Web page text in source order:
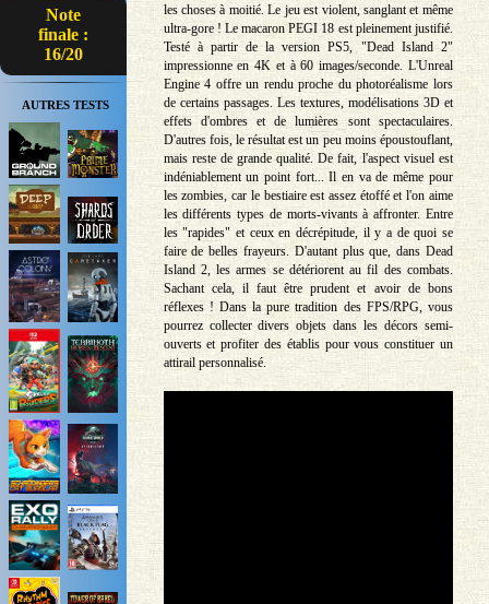
Note
finale :
16/20
AUTRES TESTS
les choses à moitié. Le jeu est violent, sanglant et même
ultra-gore ! Le macaron PEGI 18 est pleinement justifié.
Testé à partir de la version PS5, "Dead Island 2"
impressionne en 4K et à 60 images/seconde. L'Unreal
Engine 4 offre un rendu proche du photoréalisme lors
de certains passages. Les textures, modélisations 3D et
effets d'ombres et de lumières sont spectaculaires.
D'autres fois, le résultat est un peu moins époustouflant,
mais reste de grande qualité. De fait, l'aspect visuel est
indéniablement un point fort... Il en va de même pour
les zombies, car le bestiaire est assez étoffé et l'on aime
les différents types de morts-vivants à affronter. Entre
les "rapides" et ceux en décrépitude, il y a de quoi se
faire de belles frayeurs. D'autant plus que, dans Dead
Island 2, les armes se détériorent au fil des combats.
Sachant cela, il faut être prudent et avoir de bons
réflexes ! Dans la pure tradition des FPS/RPG, vous
pourrez collecter divers objets dans les décors semi-
ouverts et profiter des établis pour vous constituer un
attirail personnalisé.